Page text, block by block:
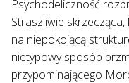
Psychodeliczność
Straszliwie skrzecząca,
na niepokojącą
nietypowy sposób
przypominającego